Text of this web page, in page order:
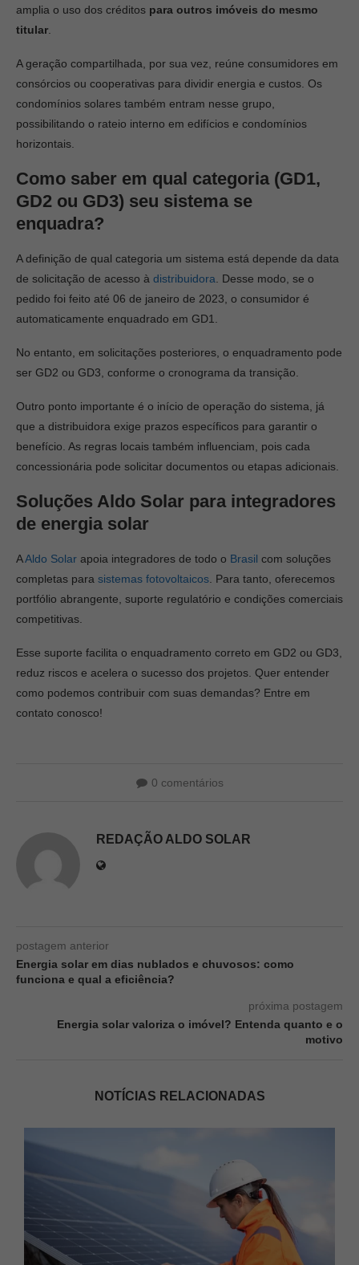
amplia o uso dos créditos para outros imóveis do mesmo
titular
A geração compartilhada, por sua vez, reúne consumidores em
consórcios ou cooperativas para dividir energia e custos. Os
condomínios solares também entram nesse grupo,
possibilitando o rateio interno em edifícios e condomínios
horizontais.
Como saber em qual categoria (GD1,
GD2 ou GD3) seu sistema se
enquadra?
A definição de qual categoria um sistema está depende da data
de solicitação de acesso à distribuidora . Desse modo, se o
pedido foi feito até 06 de janeiro de 2023, o consumidor é
automaticamente enquadrado em GD1.
No entanto, em solicitações posteriores, o enquadramento pode
ser GD2 ou GD3, conforme o cronograma da transição.
Outro ponto importante é o início de operação do sistema, já
que a distribuidora exige prazos específicos para garantir o
benefício. As regras locais também influenciam, pois cada
concessionária pode solicitar documentos ou etapas adicionais.
Soluções Aldo Solar para integradores
de energia solar
AAldo Solar apoia integradores de todo o Brasil com soluções
completas para sistemas fotovoltaicos . Para tanto, oferecemos
portfólio abrangente, suporte regulatório e condições comerciais
competitivas.
Esse suporte facilita o enquadramento correto em GD2 ou GD3,
reduz riscos e acelera o sucesso dos projetos. Quer entender
como podemos contribuir com suas demandas? Entre em
contato conosco!
0 comentários
REDAÇÃO ALDO SOLAR
postagem anterior
Energia solar em dias nublados e chuvosos: como
funciona e qual a eficiência?
próxima postagem
Energia solar valoriza o imóvel? Entenda quanto e o
motivo
NOTÍCIAS RELACIONADAS